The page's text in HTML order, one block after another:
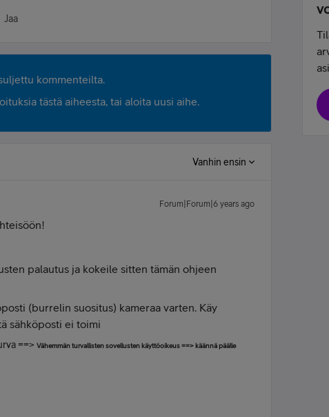
Jaa
kommenteilta.
tästä aiheesta, tai aloita uusi aihe.
Vanhin ensin
Forum|Forum|6 years ago
palautus ja kokeile sitten tämän ohjeen
(burrelin suositus) kameraa varten. Käy
sähköposti ei toimi
==> Vähemmän turvallisten sovellusten käyttöoikeus ==> käännä päälle